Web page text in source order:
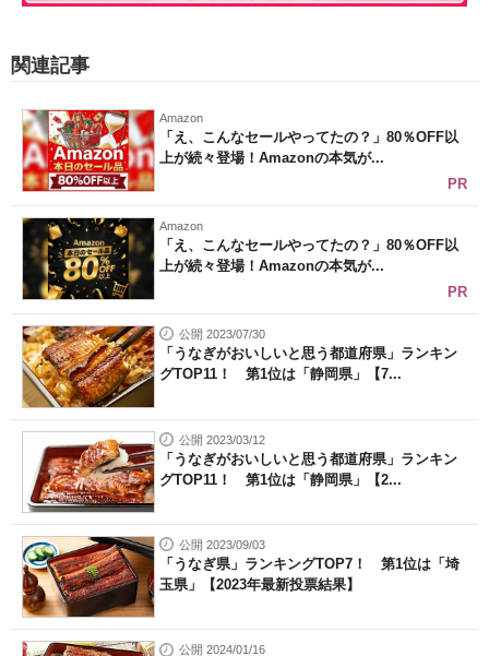
関連記事
Amazon
「え、こんなセールやってたの？」80％OFF以
上が続々登場！Amazonの本気が...
PR
Amazon
「え、こんなセールやってたの？」80％OFF以
上が続々登場！Amazonの本気が...
PR
公開 2023/07/30
「うなぎがおいしいと思う都道府県」ランキン
グTOP11！ 第1位は「静岡県」【7...
公開 2023/03/12
「うなぎがおいしいと思う都道府県」ランキン
グTOP11！ 第1位は「静岡県」【2...
公開 2023/09/03
「うなぎ県」ランキングTOP7！ 第1位は「埼
玉県」【2023年最新投票結果】
公開 2024/01/16